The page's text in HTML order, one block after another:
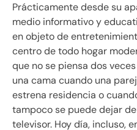
Prácticamente desde su
medio informativo y
en objeto de
centro de todo hogar
que no se piensa dos
una cama cuando una
estrena residencia o
tampoco se puede dejar
televisor. Hoy día, incluso,